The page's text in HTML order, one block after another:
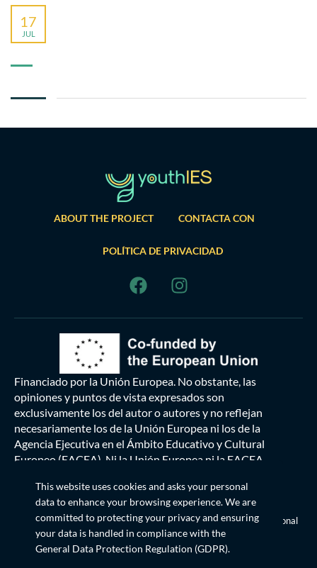
17
JUL
ABOUT THE PROJECT CONTACTA CON
POLÍTICA DE PRIVACIDAD
Financiado por la Unión Europea. No obstante, las
opiniones y puntos de vista expresados son
exclusivamente los del autor o autores y no reflejan
necesariamente los de la Unión Europea ni los de la
Agencia Ejecutiva en el Ámbito Educativo y Cultural
Europeo (EACEA). Ni la Unión Europea ni la EACEA
Esta obra © 2024 está bajo licencia
Creative Commons Reconocimiento-CompartirIgual 4.0 Internacional
This website uses cookies and asks your personal
data to enhance your browsing experience. We are
committed to protecting your privacy and ensuring
your data is handled in compliance with the
General Data Protection Regulation (GDPR).